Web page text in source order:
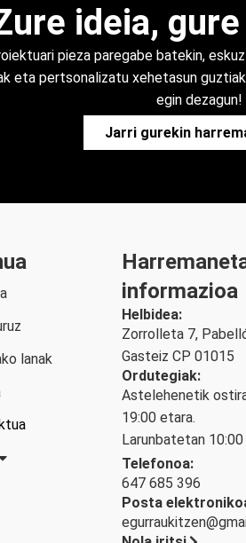
ideia,
pieza paregabe batekin,
eta pertsonalizatu xehetasun
egin dezagun!
Jarri gurekin
lanak
informazioa
Helbidea:
Zorrolleta 7,
Gasteiz CP 01015
Ordutegiak:
Astelehenetik
19:00 etara.
Larunbatetan
Telefonoa:
647 685 396
Posta